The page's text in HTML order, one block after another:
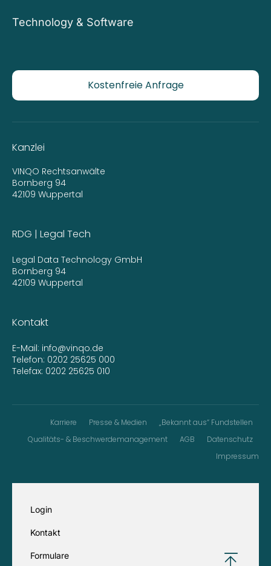
Technology & Software
Kostenfreie Anfrage
Kanzlei
VINQO Rechtsanwälte
Bornberg 94
42109 Wuppertal
RDG | Legal Tech
Legal Data Technology GmbH
Bornberg 94
42109 Wuppertal
Kontakt
E-Mail: info@vinqo.de
Telefon: 0202 25625 000
Telefax: 0202 25625 010
Karriere Presse & Medien
„Bekannt aus“ Fundstellen
Qualitäts- & Beschwerdemanagement
AGB
Datenschutz
Impressum
Login
Kontakt
Formulare